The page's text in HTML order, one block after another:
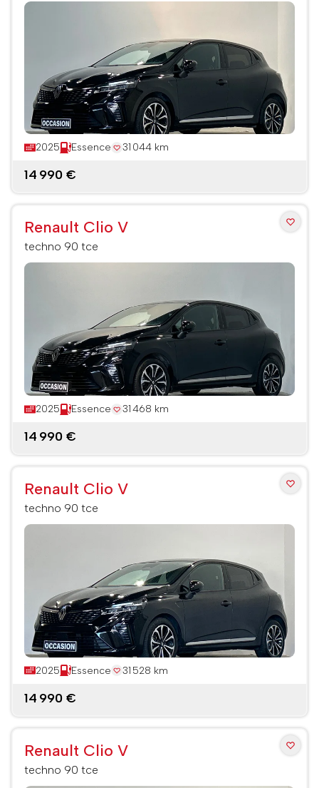
2025 Essence 31 044 km
14 990 €
Renault Clio V
techno 90 tce
2025 Essence 31 468 km
14 990 €
Renault Clio V
techno 90 tce
2025 Essence 31 528 km
14 990 €
Renault Clio V
techno 90 tce